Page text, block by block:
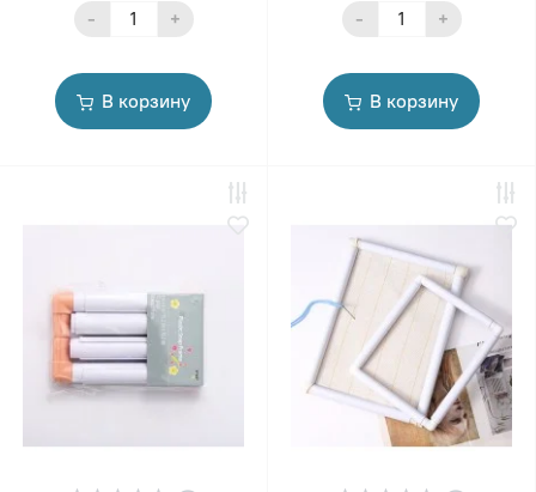
- +
В корзину
- +
В корзину